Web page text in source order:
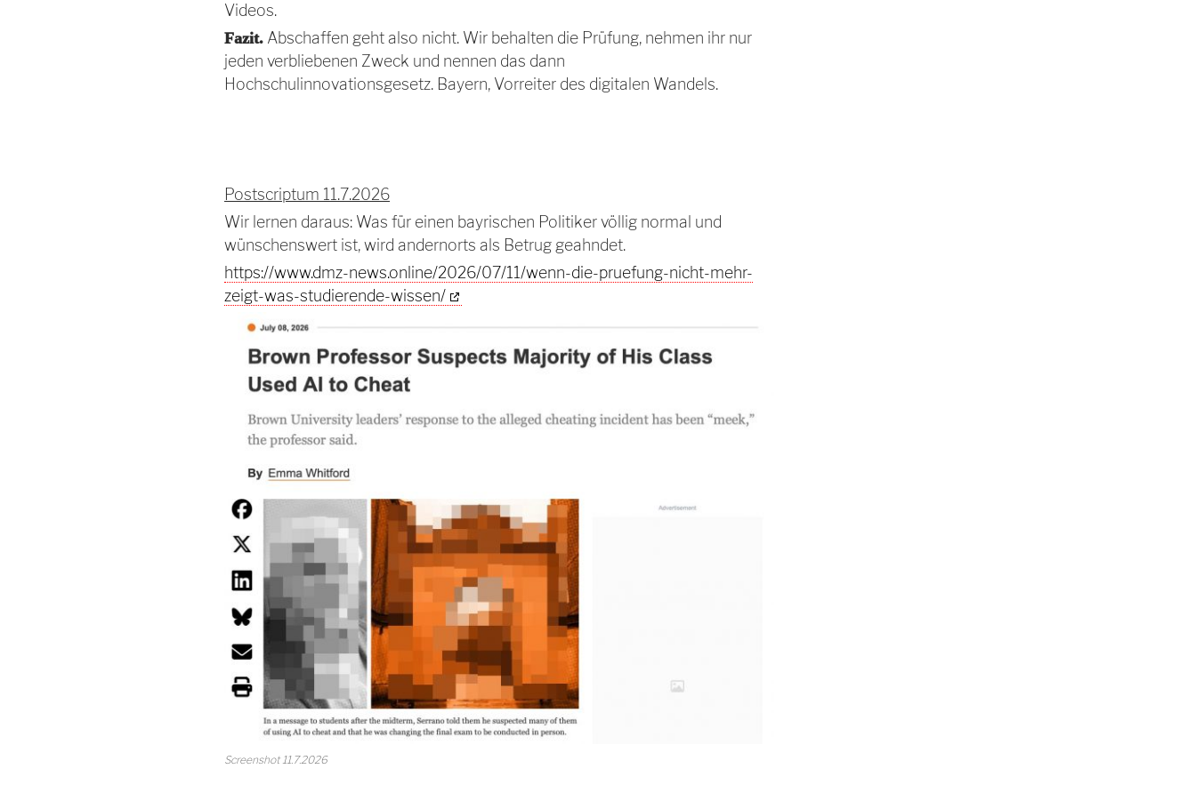
Videos.
Fazit. Abschaffen geht also nicht. Wir behalten die Prüfung, nehmen ihr nur
jeden verbliebenen Zweck und nennen das dann
Hochschulinnovationsgesetz. Bayern, Vorreiter des digitalen Wandels.
Postscriptum 11.7.2026
Wir lernen daraus: Was für einen bayrischen Politiker völlig normal und
wünschenswert ist, wird andernorts als Betrug geahndet.
https://www.dmz-news.online/2026/07/11/wenn-die-pruefung-nicht-mehr-
zeigt-was-studierende-wissen/
Screenshot 11.7.2026